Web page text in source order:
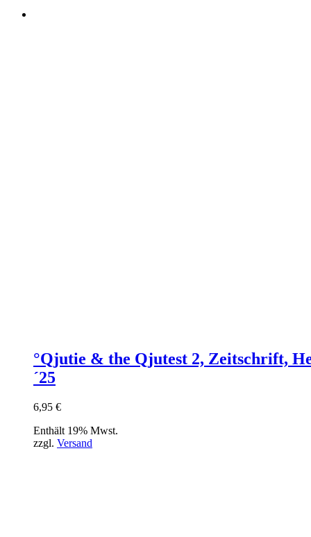
°Qjutie & the Qjutest 2, Zeitschrift,
´25
6,95 €
Enthält 19% Mwst.
zzgl. Versand